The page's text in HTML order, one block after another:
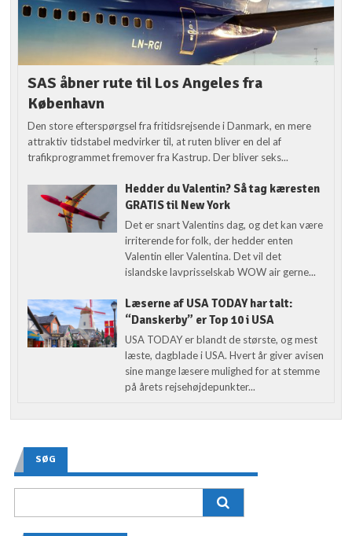
SAS åbner rute til Los Angeles fra
København
Den store efterspørgsel fra fritidsrejsende i Danmark, en mere
attraktiv tidstabel medvirker til, at ruten bliver en del af
trafikprogrammet fremover fra Kastrup. Der bliver seks...
Hedder du Valentin? Så tag kæresten
GRATIS til New York
Det er snart Valentins dag, og det kan være
irriterende for folk, der hedder enten
Valentin eller Valentina. Det vil det
islandske lavprisselskab WOW air gerne...
Læserne af USA TODAY har talt:
“Danskerby” er Top 10 i USA
USA TODAY er blandt de største, og mest
læste, dagblade i USA. Hvert år giver avisen
sine mange læsere mulighed for at stemme
på årets rejsehøjdepunkter...
SØG